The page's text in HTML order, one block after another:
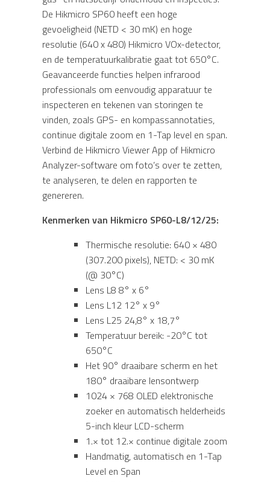
De Hikmicro SP60 heeft een hoge
gevoeligheid (NETD < 30 mK) en hoge
resolutie (640 x 480) Hikmicro VOx-detector,
en de temperatuurkalibratie gaat tot 650°C.
Geavanceerde functies helpen infrarood
professionals om eenvoudig apparatuur te
inspecteren en tekenen van storingen te
vinden, zoals GPS- en kompassannotaties,
continue digitale zoom en 1-Tap level en span.
Verbind de Hikmicro Viewer App of Hikmicro
Analyzer-software om foto’s over te zetten,
te analyseren, te delen en rapporten te
genereren.
Kenmerken van Hikmicro SP60-L8/12/25:
Thermische resolutie: 640 × 480
(307.200 pixels), NETD: < 30 mK
(@ 30°C)
Lens L8 8° x 6°
Lens L12 12° x 9°
Lens L25 24,8° x 18,7°
Temperatuur bereik: -20°C tot
650°C
Het 90° draaibare scherm en het
180° draaibare lensontwerp
1024 × 768 OLED elektronische
zoeker en automatisch helderheids
5-inch kleur LCD-scherm
1.× tot 12.× continue digitale zoom
Handmatig, automatisch en 1-Tap
Level en Span